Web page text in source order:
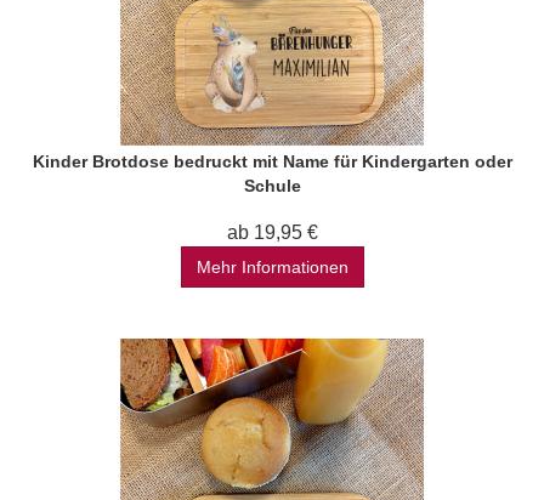
Kinder Brotdose bedruckt mit Name für Kindergarten oder
Schule
ab 19,95 €
Mehr Informationen